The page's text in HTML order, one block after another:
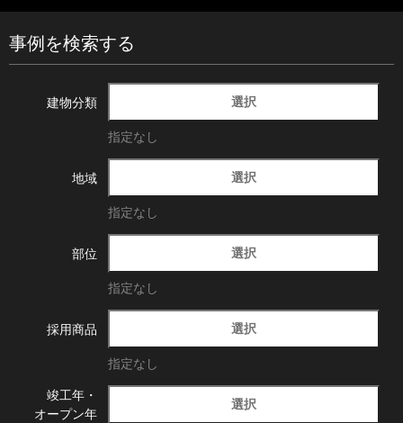
事例を検索する
建物分類 選択
指定なし
地域 選択
指定なし
部位 選択
指定なし
採用商品 選択
指定なし
竣工年・
オープン年
選択